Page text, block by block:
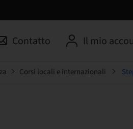
Contatto Il mio
Corsi locali e internazionali